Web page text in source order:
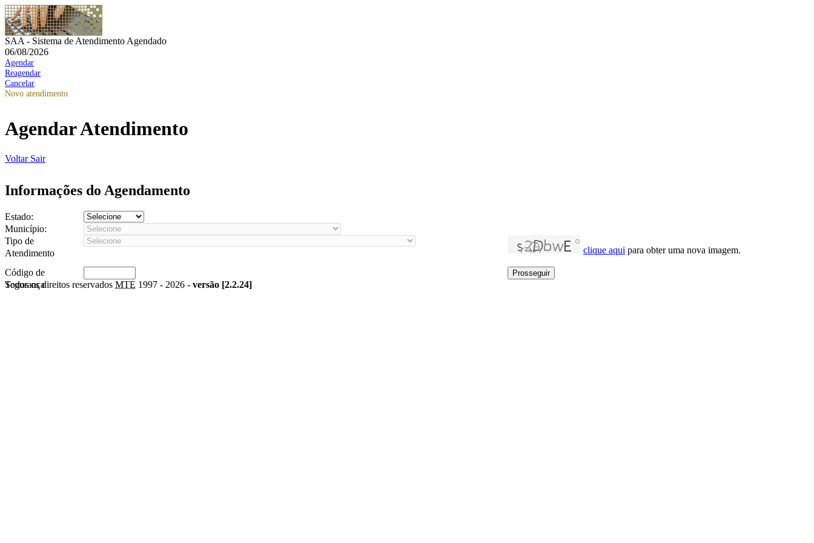
SAA - Sistema de Atendimento Agendado
06/08/2026
Agendar
Reagendar
Cancelar
Novo atendimento
Agendar Atendimento
Voltar Sair
Informações do Agendamento
Estado:
Município:
Tipo de
Atendimento
clique aqui para obter uma nova imagem.
Código de
Segurança
Todos os direitos reservados MTE 1997 - 2026 - versão [2.2.24]